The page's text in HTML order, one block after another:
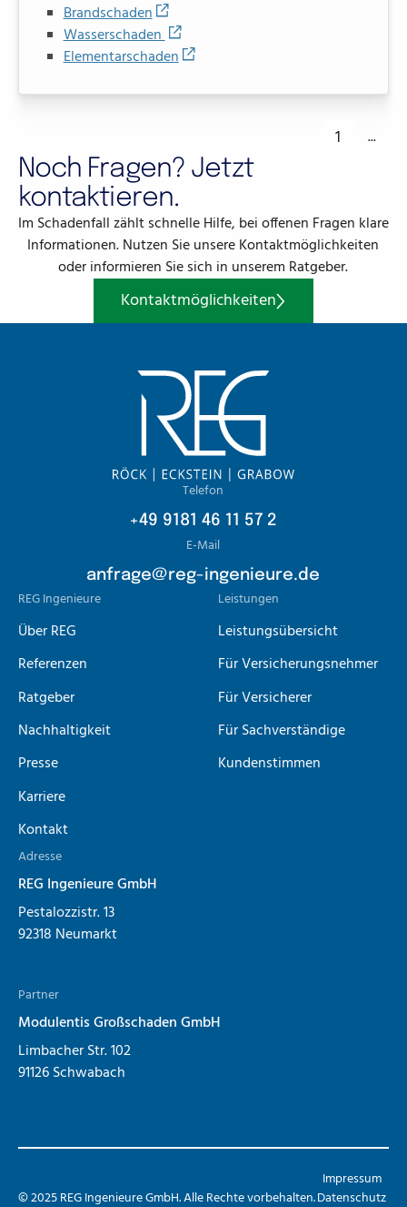
Brandschaden
Wasserschaden
Elementarschaden
1 ...
Noch Fragen? Jetzt
kontaktieren.
Im Schadenfall zählt schnelle Hilfe, bei offenen Fragen klare
Informationen. Nutzen Sie unsere Kontaktmöglichkeiten
oder informieren Sie sich in unserem Ratgeber.
Kontaktmöglichkeiten
Kontaktmöglichkeiten
Telefon
+49 9181 46 11 57 2
E-Mail
anfrage@reg-ingenieure.de
REG Ingenieure
Über REG
Referenzen
Ratgeber
Nachhaltigkeit
Presse
Karriere
Kontakt
Leistungen
Leistungsübersicht
Für Versicherungsnehmer
Für Versicherer
Für Sachverständige
Kundenstimmen
Adresse
REG Ingenieure GmbH
Pestalozzistr. 13
92318 Neumarkt
Partner
Modulentis Großschaden GmbH
Limbacher Str. 102
91126 Schwabach
©2025REG Ingenieure GmbH. Alle Rechte vorbehalten.
Impressum
Datenschutz